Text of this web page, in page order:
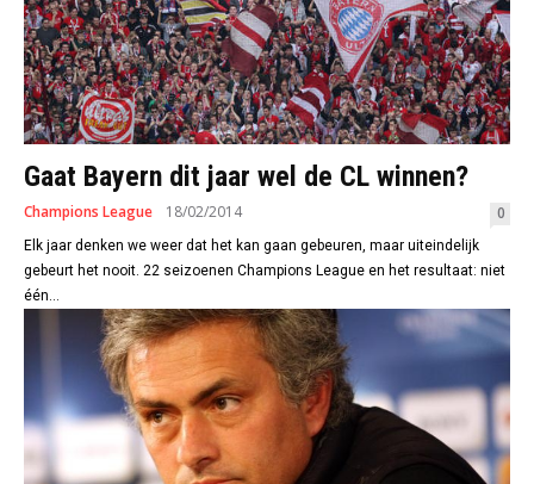
Gaat Bayern dit jaar wel de CL winnen?
Champions League 18/02/2014 0
Elk jaar denken we weer dat het kan gaan gebeuren, maar uiteindelijk
gebeurt het nooit. 22 seizoenen Champions League en het resultaat: niet
één...